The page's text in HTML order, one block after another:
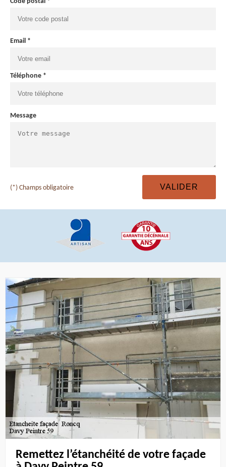
Email *
Téléphone *
Message
(*) Champs obligatoire
Remettez l’étanchéité de votre façade